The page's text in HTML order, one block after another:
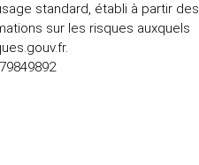
standard, établi à partir des
sur les risques auxquels